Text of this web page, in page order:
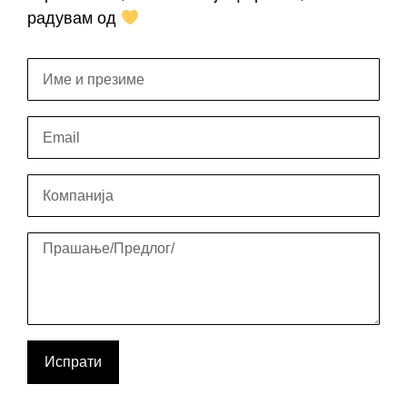
радувам од
Испрати